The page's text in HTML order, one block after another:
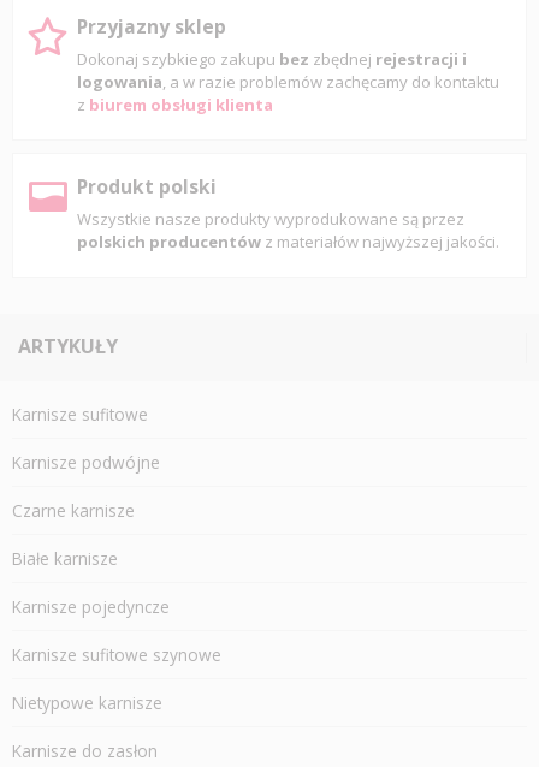
Przyjazny sklep
Dokonaj szybkiego zakupu bez zbędnej rejestracji i
logowania, a w razie problemów zachęcamy do kontaktu
z biurem obsługi klienta
Produkt polski
Wszystkie nasze produkty wyprodukowane są przez
polskich producentów z materiałów najwyższej jakości.
ARTYKUŁY
Karnisze sufitowe
Karnisze podwójne
Czarne karnisze
Białe karnisze
Karnisze pojedyncze
Karnisze sufitowe szynowe
Nietypowe karnisze
Karnisze do zasłon